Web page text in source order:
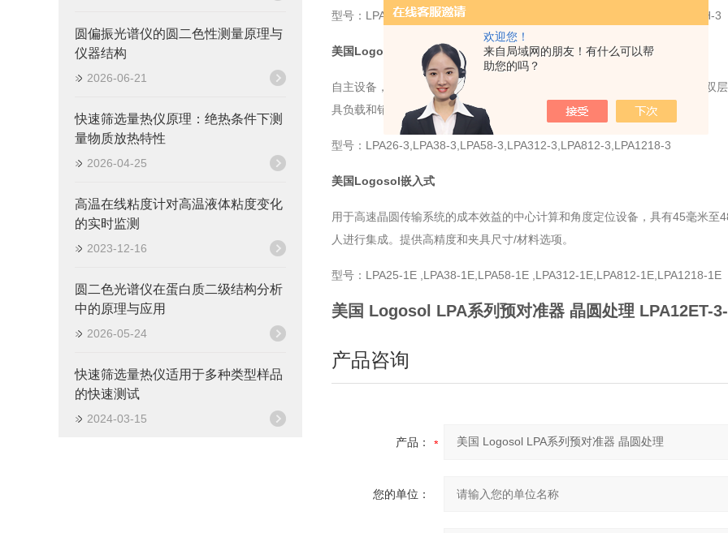
欢迎您！
来自局域网的朋友！有什么可以帮
助您的吗？
圆偏振光谱仪的圆二色性测量原理与
仪器结构
2026-06-21
快速筛选量热仪原理：绝热条件下测
量物质放热特性
2026-04-25
高温在线粘度计对高温液体粘度变化
的实时监测
2023-12-16
圆二色光谱仪在蛋白质二级结构分析
中的原理与应用
2026-05-24
快速筛选量热仪适用于多种类型样品
的快速测试
2024-03-15
型号：LPA6EH-3,LPA8EH-3,LPA68EH-3,LPA8ET-3,LPA12ET-3,LPA812EH-3
美国Logosol独立式
自主设备，用于对45毫米至480毫米的对象进行高精度对准，包括正方形和双
具负载和销负载模式以及高精度选项。
型号：LPA26-3,LPA38-3,LPA58-3,LPA312-3,LPA812-3,LPA1218-3
美国Logosol嵌入式
用于高速晶圆传输系统的成本效益的中心计算和角度定位设备，具有45毫米
人进行集成。提供高精度和夹具尺寸/材料选项。
型号：LPA25-1E ,LPA38-1E,LPA58-1E ,LPA312-1E,LPA812-1E,LPA1218-1E
美国 Logosol LPA系列预对准器 晶圆处理 LPA12ET-
产品咨询
产品：
您的单位：